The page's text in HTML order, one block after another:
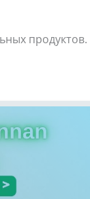
продуктов.